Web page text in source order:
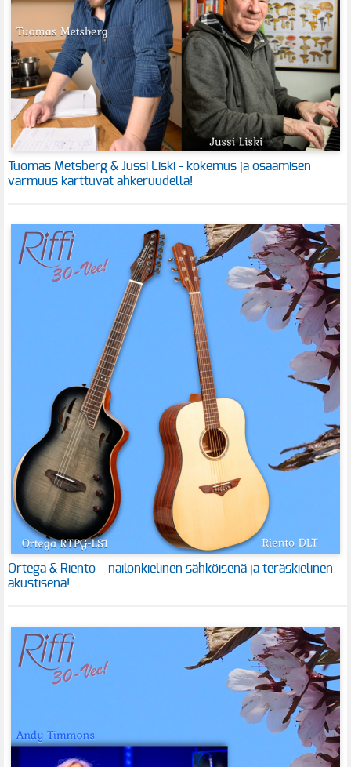
Tuomas Metsberg & Jussi Liski - kokemus ja osaamisen
varmuus karttuvat ahkeruudella!
Ortega & Riento – nailonkielinen sähköisenä ja teräskielinen
akustisena!